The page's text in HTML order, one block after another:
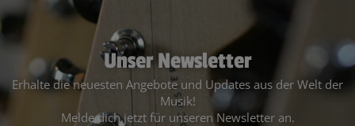
Unser Newsletter
Erhalte die neuesten Angebote und Updates aus der Welt der
Musik!
Melde dich jetzt für unseren Newsletter an.